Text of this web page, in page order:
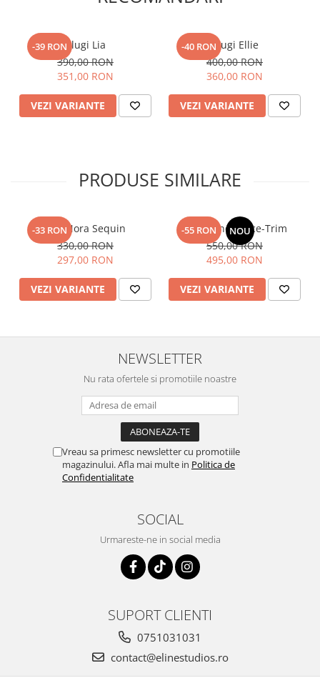
-39 RONBlugi Lia
390,00 RON
351,00 RON
VEZI VARIANTE
-40 RONBlugi Ellie
400,00 RON
360,00 RON
VEZI VARIANTE
PRODUSE SIMILARE
-33 RONTop Nora Sequin
330,00 RON
297,00 RON
VEZI VARIANTE
-55 RON NOU
Fusta Linen Lace-Trim
550,00 RON
495,00 RON
VEZI VARIANTE
NEWSLETTER
Nu rata ofertele si promotiile noastre
Vreau sa primesc newsletter cu promotiile
magazinului. Afla mai multe in Politica de
Confidentialitate
SOCIAL
Urmareste-ne in social media
SUPORT CLIENTI
0751031031
contact@elinestudios.ro